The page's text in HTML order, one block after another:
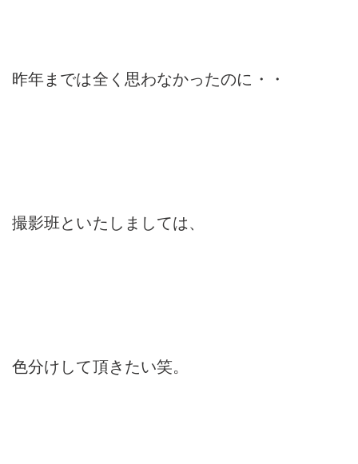
昨年までは全く思わなかったのに・・
撮影班といたしましては、
色分けして頂きたい笑。